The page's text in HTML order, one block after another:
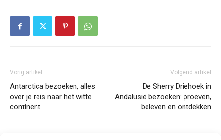
Vorig artikel
Antarctica bezoeken, alles
over je reis naar het witte
continent
Volgend artikel
De Sherry Driehoek in
Andalusië bezoeken: proeven,
beleven en ontdekken